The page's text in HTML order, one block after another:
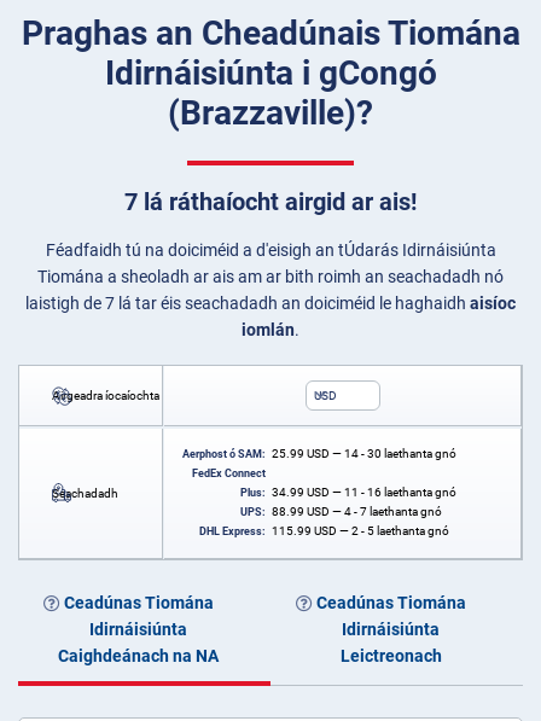
Praghas an Cheadúnais Tiomána
Idirnáisiúnta i gCongó
(Brazzaville)?
7 lá ráthaíocht airgid ar ais!
Féadfaidh tú na doiciméid a d'eisigh an tÚdarás Idirnáisiúnta
Tiomána a sheoladh ar ais am ar bith roimh an seachadadh nó
laistigh de 7 lá tar éis seachadadh an doiciméid le haghaidh aisíoc
iomlán.
Airgeadra íocaíochta USD
Seachadadh
Aerphost ó SAM: 25.99 USD — 14 - 30 laethanta gnó
FedEx Connect
Plus:
34.99 USD — 11 - 16 laethanta gnó
UPS: 88.99 USD — 4 - 7 laethanta gnó
DHL Express: 115.99 USD — 2 - 5 laethanta gnó
Ceadúnas Tiomána
Idirnáisiúnta
Caighdeánach na NA
Ceadúnas Tiomána
Idirnáisiúnta
Leictreonach